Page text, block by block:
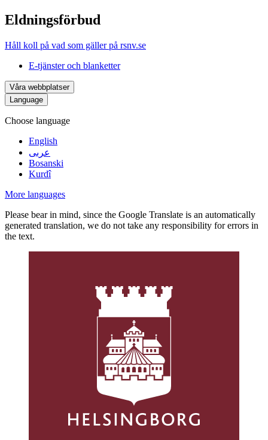
Eldningsförbud
Håll koll på vad som gäller på rsnv.se
E-tjänster och blanketter
Våra webbplatser
Language
Choose language
English
عربى
Bosanski
Kurdî
More languages
Please bear in mind, since the Google Translate is an automatically
generated translation, we do not take any responsibility for errors in
the text.